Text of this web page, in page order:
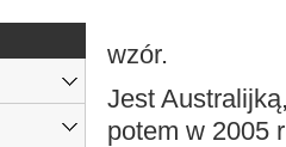
wzór.
Jest
potem w 2005